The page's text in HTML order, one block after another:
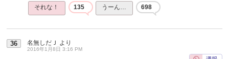
それな！ 135 うーん… 698
36 名無しだＪ より
2016年1月8日 3:16 PM